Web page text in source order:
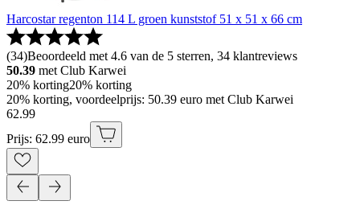
Harcostar regenton 114 L groen kunststof 51 x 51 x 66 cm
(34)Beoordeeld met 4.6 van de 5 sterren, 34 klantreviews
50.39 met Club Karwei
20% korting20% korting
20% korting, voordeelprijs: 50.39 euro met Club Karwei
62.99
Prijs: 62.99 euro